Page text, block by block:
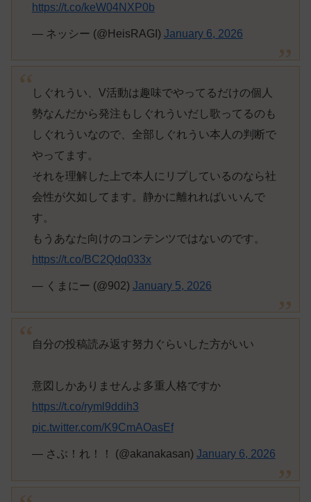
https://t.co/keW04NXP0b
— ネッシー (@HeisRAGI) January 6, 2026
しぐれうい、V活動は趣味でやってるだけの個人
勢なんだから発注もしぐれういだし歌ってるのも
しぐれういなので、全部しぐれうい本人の判断で
やってます。
それを理解した上で本人にリプしているのなら社
会性が欠如してます。静かに離れればいいんで
す。
もうあなた向けのコンテンツではないのです。
https://t.co/BC2Qdq033x
— くまにー (@902) January 5, 2026
自分の投稿読み返す努力ぐらいした方がいい
意図しかありませんよ多重人格ですか
https://t.co/ryml9ddih3
pic.twitter.com/K9CmAOasEf
— さぶ！れ！！ (@akanakasan) January 6, 2026